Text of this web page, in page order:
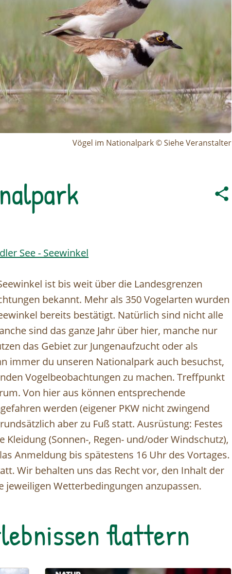
Vögel im Nationalpark © Siehe Veranstalter
See - Seewinkel
ist bis weit über die Landesgrenzen
bekannt. Mehr als 350 Vogelarten wurden
bereits bestätigt. Natürlich sind nicht alle
sind das ganze Jahr über hier, manche nur
das Gebiet zur Jungenaufzucht oder als
immer du unseren Nationalpark auch besuchst,
Vogelbeobachtungen zu machen. Treffpunkt
Von hier aus können entsprechende
werden (eigener PKW nicht zwingend
aber zu Fuß statt. Ausrüstung: Festes
(Sonnen-, Regen- und/oder Windschutz),
Anmeldung bis spätestens 16 Uhr des Vortages.
Wir behalten uns das Recht vor, den Inhalt der
jeweiligen Wetterbedingungen anzupassen.
flattern